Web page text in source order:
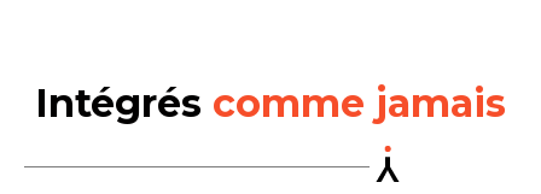
Intégrés comme jamais